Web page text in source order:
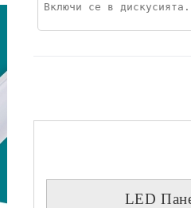
LED